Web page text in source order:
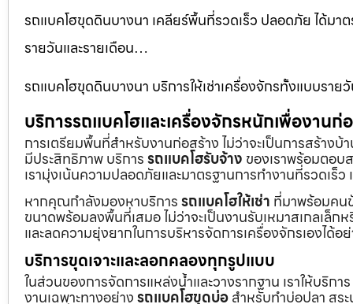
รถแบคโฮขุดดินบางนา เคลียร์พื้นที่รวดเร็ว ปลอดภัย ได้มา
รายวันและรายเดือน…
รถแบคโฮขุดดินบางนา บริการให้เช่าเครื่องจักรทั้งแบบรายวั
บริการรถแบคโฮและเครื่องจักรหนักเพื่องาน
การเตรียมพื้นที่สำหรับงานก่อสร้าง ไม่ว่าจะเป็นการสร้าง
มีประสิทธิภาพ บริการรถแบคโฮรับจ้าง ของเราพร้อมตอ
เรามุ่งเน้นความปลอดภัยและมาตรฐานการทำงานที่รวดเร็
หากคุณกำลังมองหาบริการรถแบคโฮให้เช่า ที่มาพร้อมคน
ขนาดพร้อมลงพื้นที่เสมอ ไม่ว่าจะเป็นงานรับเหมาสเกลเล็ก
และลดความยุ่งยากในการบริหารจัดการเครื่องจักรเองได้อ
บริการขุดเจาะและลอกคลองทุกรูปแบบ
ในส่วนของการจัดการแหล่งน้ำและวางรากฐาน เราให้บริการ
งานเฉพาะทางอย่างรถแบคโฮขุดบ่อสำหรับทำบ่อปลา สร